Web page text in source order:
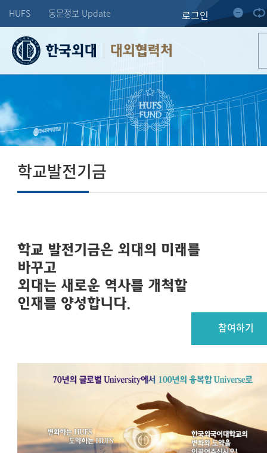
HUFS 동문정보 Update 로그인
대외협력처
학교발전기금
학교 발전기금은 외대의 미래를
바꾸고
외대는 새로운 역사를 개척할
인재를 양성합니다.
참여하기